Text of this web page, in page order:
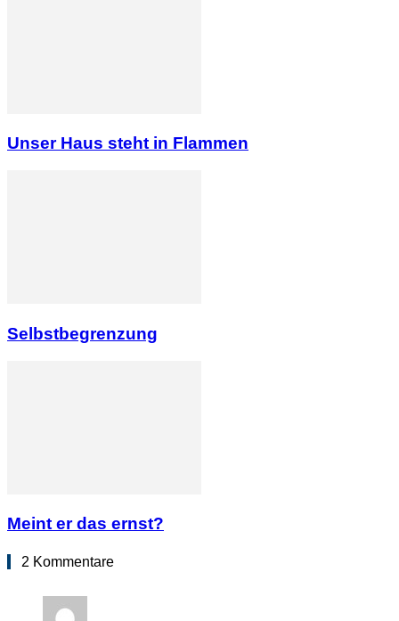
Unser Haus steht in Flammen
Selbstbegrenzung
Meint er das ernst?
2 Kommentare